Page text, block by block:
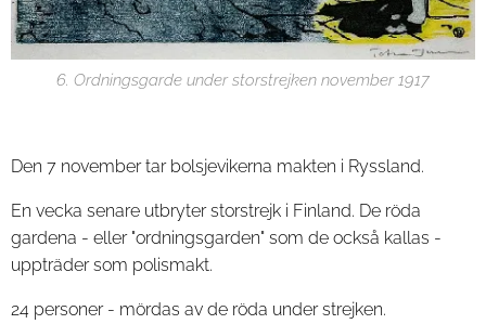
6. Ordningsgarde under storstrejken november 1917
Den 7 november tar bolsjevikerna makten i Ryssland.
En vecka senare utbryter storstrejk i Finland. De röda
gardena - eller "ordningsgarden" som de också kallas -
uppträder som polismakt.
24 personer - mördas av de röda under strejken.